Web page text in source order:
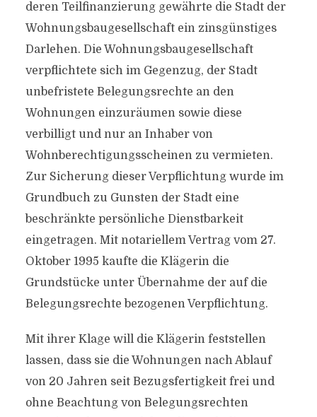
deren Teilfinanzierung gewährte die Stadt der
Wohnungsbaugesellschaft ein zinsgünstiges
Darlehen. Die Wohnungsbaugesellschaft
verpflichtete sich im Gegenzug, der Stadt
unbefristete Belegungsrechte an den
Wohnungen einzuräumen sowie diese
verbilligt und nur an Inhaber von
Wohnberechtigungsscheinen zu vermieten.
Zur Sicherung dieser Verpflichtung wurde im
Grundbuch zu Gunsten der Stadt eine
beschränkte persönliche Dienstbarkeit
eingetragen. Mit notariellem Vertrag vom 27.
Oktober 1995 kaufte die Klägerin die
Grundstücke unter Übernahme der auf die
Belegungsrechte bezogenen Verpflichtung.
Mit ihrer Klage will die Klägerin feststellen
lassen, dass sie die Wohnungen nach Ablauf
von 20 Jahren seit Bezugsfertigkeit frei und
ohne Beachtung von Belegungsrechten